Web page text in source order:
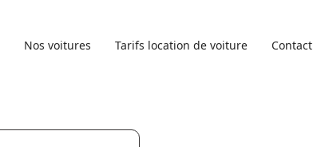
Nos voitures Tarifs location de voiture Contact